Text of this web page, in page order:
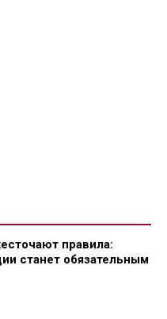
правила:
станет обязательным